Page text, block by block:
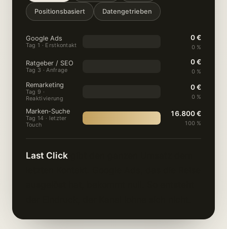
Positionsbasiert Datengetrieben
Google Ads
Tag 1 · Erstkontakt
0 €
0 %
Ratgeber / SEO
Tag 3 · Anfrage
0 €
0 %
Remarketing
Tag 9 ·
Reaktivierung
0 €
0 %
Marken-Suche
Tag 14 · letzter
Touch
16.800 €
100 %
Last Clickgibt den ganzen Umsatz dem